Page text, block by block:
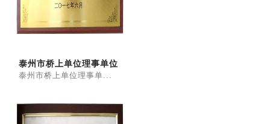
泰州市桥上单位理事单位
泰州市桥上单位理事单...